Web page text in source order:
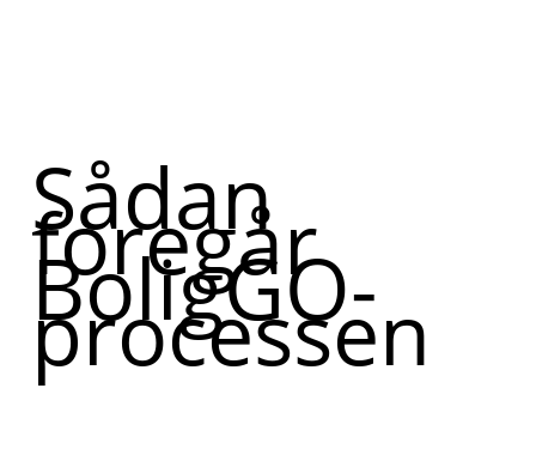
Sådan
foregår
BoligGO-
processen